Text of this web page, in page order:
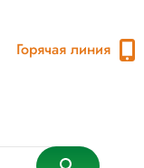
Горячая линия